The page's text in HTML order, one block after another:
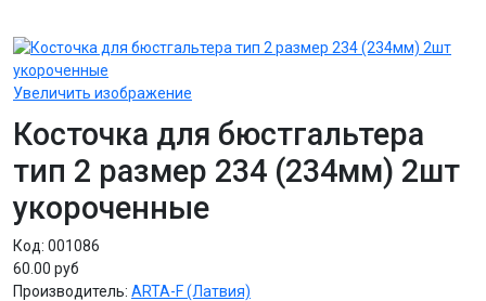
Увеличить изображение
Косточка для бюстгальтера
тип 2 размер 234 (234мм) 2шт
укороченные
Код: 001086
60.00 руб
Производитель: ARTA-F (Латвия)